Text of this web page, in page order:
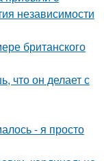
независимости
британского
что он делает с
- я просто